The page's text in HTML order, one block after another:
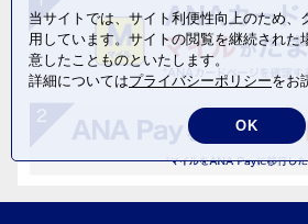
当サイトでは、サイト利便性向上のため、
用しています。サイトの閲覧を継続された
意したことものといたします。
詳細についてはプライバシーポリシーをお
OK